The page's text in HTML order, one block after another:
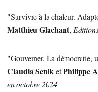
"Survivre à la chaleur.
Matthieu Glachant,
"Gouverner. La démocratie,
Claudia SeniketPhilippe
en octobre 2024